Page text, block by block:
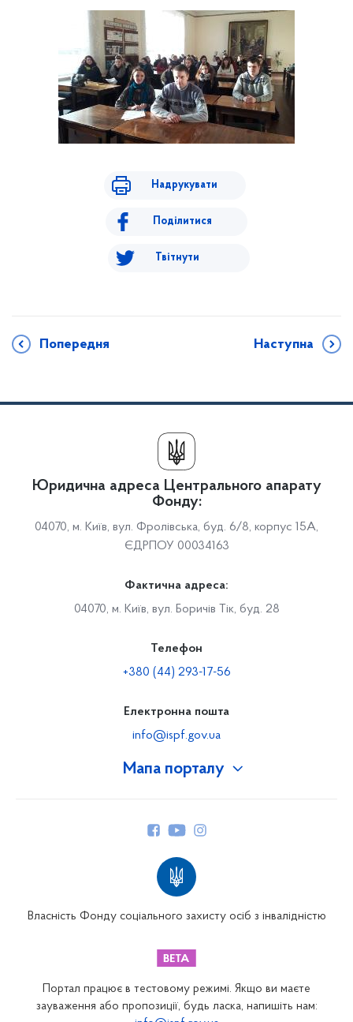
Надрукувати
Поділитися
Твітнути
Попередня Наступна
Мапа порталу
Закарпатське відділення
Юридична адреса Центрального апарату
Фонду:
04070, м. Київ, вул. Фролівська, буд. 6/8, корпус 15А,
ЄДРПОУ 00034163
Фактична адреса:
04070, м. Київ, вул. Боричів Тік, буд. 28
Телефон
+380 (44) 293-17-56
Електронна пошта
info@ispf.gov.ua
Власність Фонду соціального захисту осіб з інвалідністю
Портал працює в тестовому режимі. Якщо ви маєте
зауваження або пропозиції, будь ласка, напишіть нам: